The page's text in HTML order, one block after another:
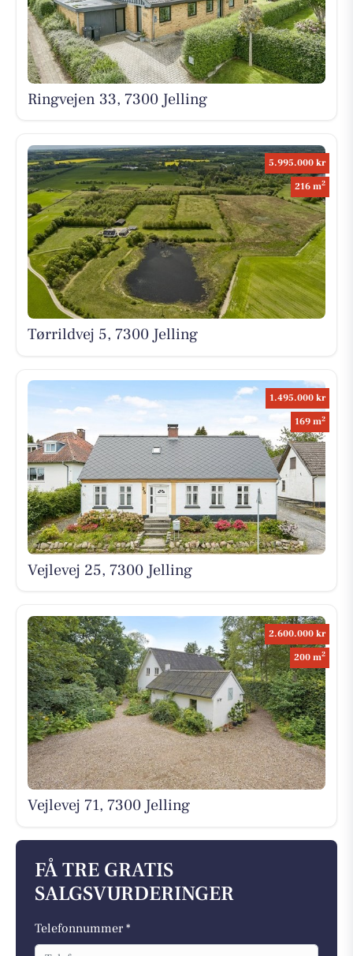
Ringvejen 33, 7300 Jelling
5.995.000 kr
216 m2
Tørrildvej 5, 7300 Jelling
1.495.000 kr
169 m2
Vejlevej 25, 7300 Jelling
2.600.000 kr
200 m2
Vejlevej 71, 7300 Jelling
FÅ TRE GRATIS
SALGSVURDERINGER
Telefonnummer *